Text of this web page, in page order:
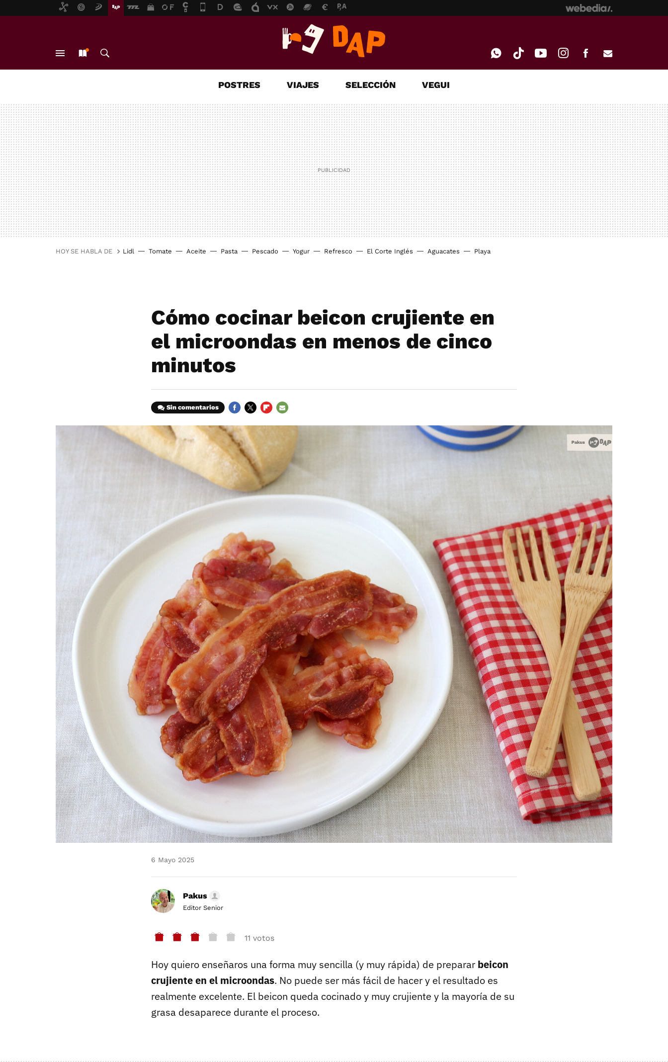
MAIL
POSTRES VIAJES SELECCIÓN VEGUI
HOY SE HABLA DE Lidl Tomate Aceite Pasta Pescado Yogur Refresco El Corte Inglés Aguacates Playa
Cómo cocinar beicon crujiente en
el microondas en menos de cinco
minutos
Sin comentarios
6 Mayo 2025
Pakus
Editor Senior
11 votos
Hoy quiero enseñaros una forma muy sencilla (y muy rápida) de preparar beicon
crujiente en el microondas. No puede ser más fácil de hacer y el resultado es
realmente excelente. El beicon queda cocinado y muy crujiente y la mayoría de su
grasa desaparece durante el proceso.